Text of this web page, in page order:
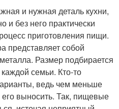
и нужная деталь кухни,
и без него практически
приготовления пищи.
представляет собой
Размер подбирается
семьи. Кто-то
ведь чем меньше
выносить. Так, пищевые